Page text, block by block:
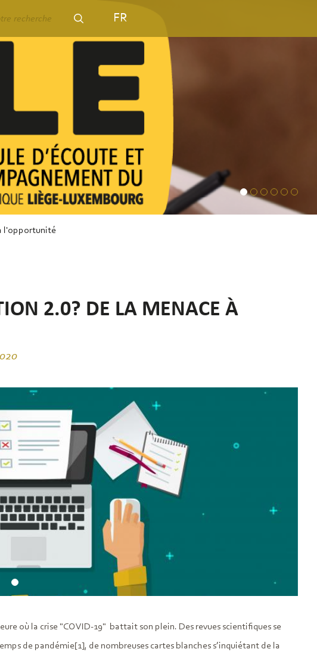
FR
l'opportunité
2.0? DE LA MENACE À
où la crise "COVID-19" battait son plein. Des revues scientifiques se
de pandémie[1], de nombreuses cartes blanches s’inquiétant de la